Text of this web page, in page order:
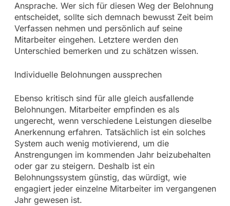
Ansprache. Wer sich für diesen Weg der Belohnung
entscheidet, sollte sich demnach bewusst Zeit beim
Verfassen nehmen und persönlich auf seine
Mitarbeiter eingehen. Letztere werden den
Unterschied bemerken und zu schätzen wissen.
Individuelle Belohnungen aussprechen
Ebenso kritisch sind für alle gleich ausfallende
Belohnungen. Mitarbeiter empfinden es als
ungerecht, wenn verschiedene Leistungen dieselbe
Anerkennung erfahren. Tatsächlich ist ein solches
System auch wenig motivierend, um die
Anstrengungen im kommenden Jahr beizubehalten
oder gar zu steigern. Deshalb ist ein
Belohnungssystem günstig, das würdigt, wie
engagiert jeder einzelne Mitarbeiter im vergangenen
Jahr gewesen ist.